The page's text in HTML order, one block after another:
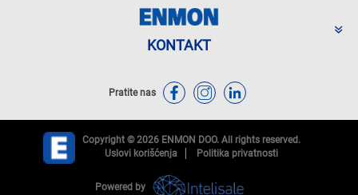
KONTAKT
Pratite nas
Copyright © 2026 ENMON DOO. All rights reserved.
Uslovi korišćenja
Politika privatnosti
Powered by